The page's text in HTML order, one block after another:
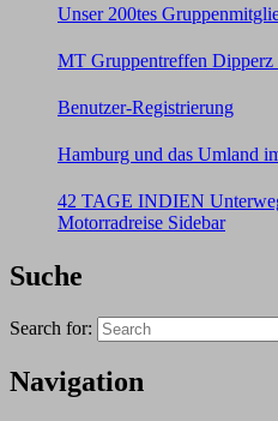
Unser 200tes
MT Gruppentreffen Dipperz
Benutzer-Registrierung
Hamburg und das Umland
42 TAGE INDIEN
Motorradreise Sidebar
Suche
Search for:
Navigation